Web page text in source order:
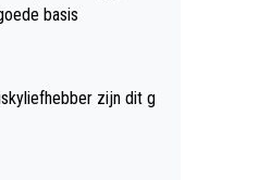
basis
zijn dit g